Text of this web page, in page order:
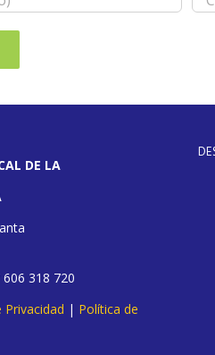
DE LA
318 720
Privacidad | Política de